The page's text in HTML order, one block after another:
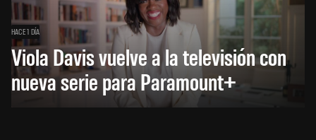
HACE 1 DÍA
Viola Davis vuelve a la televisión con
nueva serie para Paramount+